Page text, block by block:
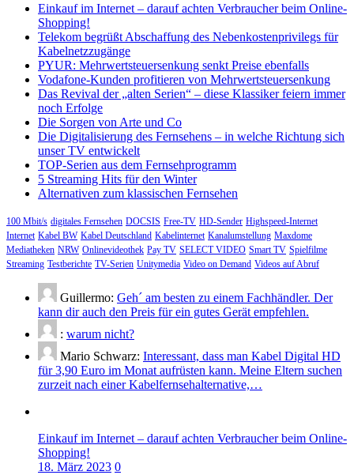
Einkauf im Internet – darauf achten Verbraucher beim Online-
Shopping!
Telekom begrüßt Abschaffung des Nebenkostenprivilegs für
Kabelnetzzugänge
PYUR: Mehrwertsteuersenkung senkt Preise ebenfalls
Vodafone-Kunden profitieren von Mehrwertsteuersenkung
Das Revival der „alten Serien“ – diese Klassiker feiern immer
noch Erfolge
Die Sorgen von Arte und Co
Die Digitalisierung des Fernsehens – in welche Richtung sich
unser TV entwickelt
TOP-Serien aus dem Fernsehprogramm
5 Streaming Hits für den Winter
Alternativen zum klassischen Fernsehen
100 Mbit/s digitales Fernsehen DOCSIS Free-TV HD-Sender Highspeed-Internet
Internet Kabel BW Kabel Deutschland Kabelinternet Kanalumstellung Maxdome
Mediatheken NRW Onlinevideothek Pay TV SELECT VIDEO Smart TV Spielfilme
Streaming Testberichte TV-Serien Unitymedia Video on Demand Videos auf Abruf
Guillermo: Geh´ am besten zu einem Fachhändler. Der
kann dir auch den Preis für ein gutes Gerät empfehlen.
: warum nicht?
Mario Schwarz: Interessant, dass man Kabel Digital HD
für 3,90 Euro im Monat aufrüsten kann. Meine Eltern suchen
zurzeit nach einer Kabelfernsehalternative,…
Einkauf im Internet – darauf achten Verbraucher beim Online-
Shopping!
18. März 2023 0